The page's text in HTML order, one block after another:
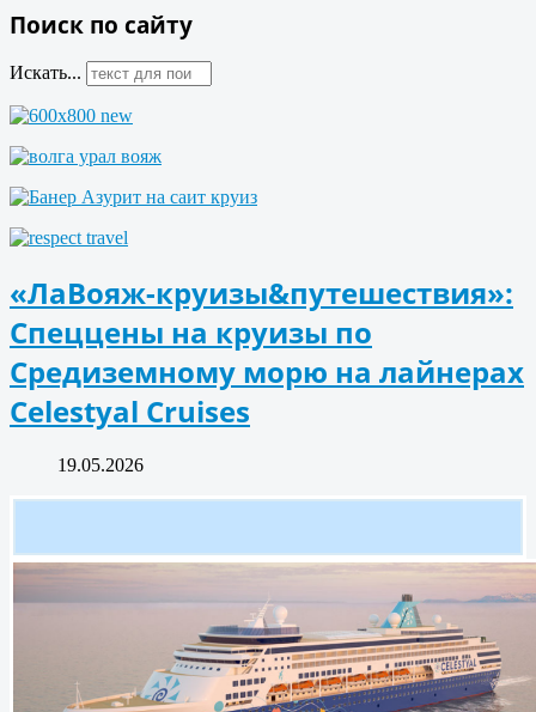
Поиск по сайту
Искать...
«ЛаВояж-круизы&путешествия»:
Спеццены на круизы по
Средиземному морю на лайнерах
Celestyal Cruises
19.05.2026